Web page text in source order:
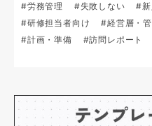
#労務管理
#失敗しない #新
#研修担当者向け
#経営層・
#計画・準備
#訪問レポート